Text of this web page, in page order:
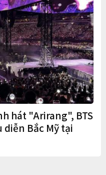
hát "Arirang", BTS
Bắc Mỹ tại